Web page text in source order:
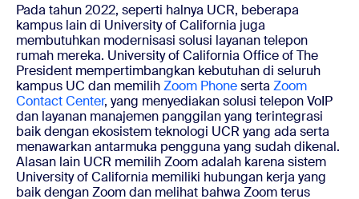
Pada tahun 2022, seperti halnya UCR, beberapa
kampus lain di University of California juga
membutuhkan modernisasi solusi layanan telepon
rumah mereka. University of California Office of The
President mempertimbangkan kebutuhan di seluruh
kampus UC dan memilihZoom Phoneserta Zoom
Contact Center, yang menyediakan solusi telepon VoIP
dan layanan manajemen panggilan yang terintegrasi
baik dengan ekosistem teknologi UCR yang ada serta
menawarkan antarmuka pengguna yang sudah dikenal.
Alasan lain UCR memilih Zoom adalah karena sistem
University of California memiliki hubungan kerja yang
baik dengan Zoom dan melihat bahwa Zoom terus